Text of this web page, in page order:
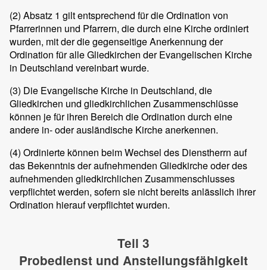
(2) Absatz 1 gilt entsprechend für die Ordination von
Pfarrerinnen und Pfarrern, die durch eine Kirche ordiniert
wurden, mit der die gegenseitige Anerkennung der
Ordination für alle Gliedkirchen der Evangelischen Kirche
in Deutschland vereinbart wurde.
(3) Die Evangelische Kirche in Deutschland, die
Gliedkirchen und gliedkirchlichen Zusammenschlüsse
können je für ihren Bereich die Ordination durch eine
andere in- oder ausländische Kirche anerkennen.
(4) Ordinierte können beim Wechsel des Dienstherrn auf
das Bekenntnis der aufnehmenden Gliedkirche oder des
aufnehmenden gliedkirchlichen Zusammenschlusses
verpflichtet werden, sofern sie nicht bereits anlässlich ihrer
Ordination hierauf verpflichtet wurden.
Teil 3
Probedienst und Anstellungsfähigkeit